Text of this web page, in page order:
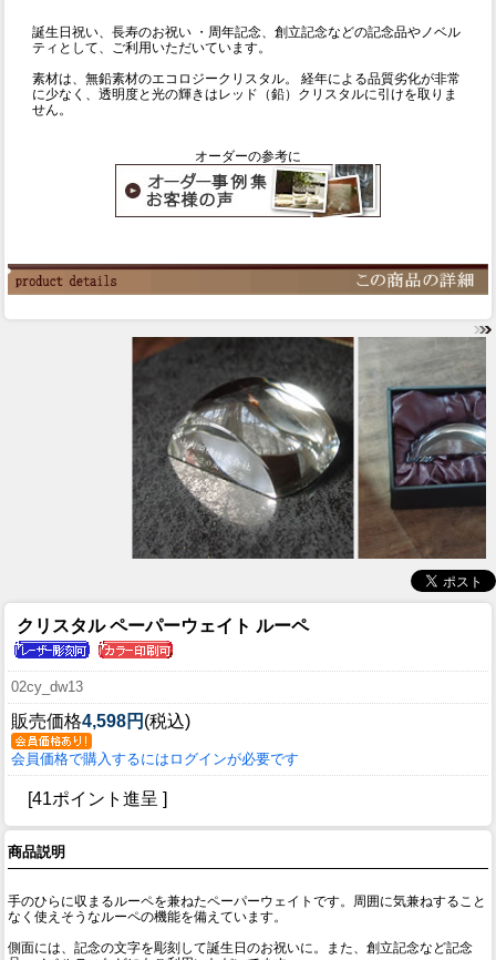
誕生日祝い、長寿のお祝い ・周年記念、創立記念などの記念品やノベル
ティとして、ご利用いただいています。
素材は、無鉛素材のエコロジークリスタル。 経年による品質劣化が非常
に少なく、透明度と光の輝きはレッド（鉛）クリスタルに引けを取りま
せん。
オーダーの参考に
クリスタル ペーパーウェイト ルーペ
02cy_dw13
販売価格4,598円 (税込)
会員価格で購入するにはログインが必要です
[41ポイント進呈 ]
商品説明
手のひらに収まるルーペを兼ねたペーパーウェイトです。周囲に気兼ねすること
なく使えそうなルーペの機能を備えています。
側面には、記念の文字を彫刻して誕生日のお祝いに。また、創立記念など記念